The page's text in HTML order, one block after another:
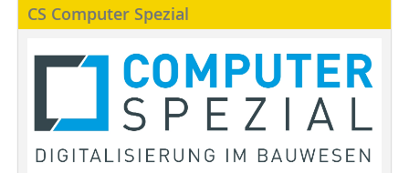
CS Computer Spezial